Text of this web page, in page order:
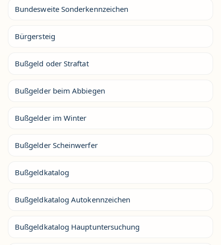
Bundesweite Sonderkennzeichen
Bürgersteig
Bußgeld oder Straftat
Bußgelder beim Abbiegen
Bußgelder im Winter
Bußgelder Scheinwerfer
Bußgeldkatalog
Bußgeldkatalog Autokennzeichen
Bußgeldkatalog Hauptuntersuchung